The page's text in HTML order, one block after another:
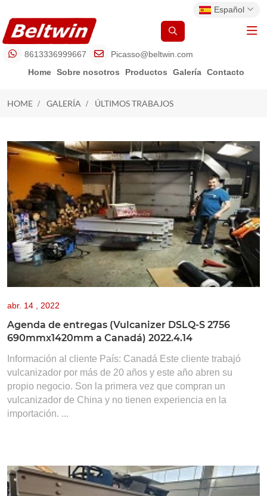
Español
8613336999667
Picasso@beltwin.com
Home Sobre nosotros Productos Galería Contacto
ÚLTIMOS TRABAJOS
HOME GALERÍA ÚLTIMOS TRABAJOS
abr. 14 , 2022
Agenda de entregas (Vulcanizer DSLQ-S 2756
690mmx1420mm a Canadá) 2022.4.14
Información al cliente País: Canadá Este cliente trabajó
vulcanizador por más de 20 años y este año abren su
propio negocio. Son la primera vez que compran un
vulcanizador de China y no tienen experiencia en la
importación. ...